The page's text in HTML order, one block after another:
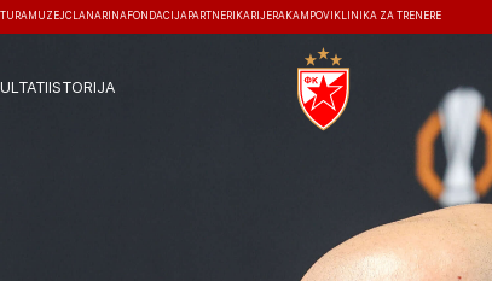
MUZEJČLANARINA FONDACIJA PARTNERI KARIJERA KAMPOVI KLINIKA ZA TRENERE
ISTORIJA